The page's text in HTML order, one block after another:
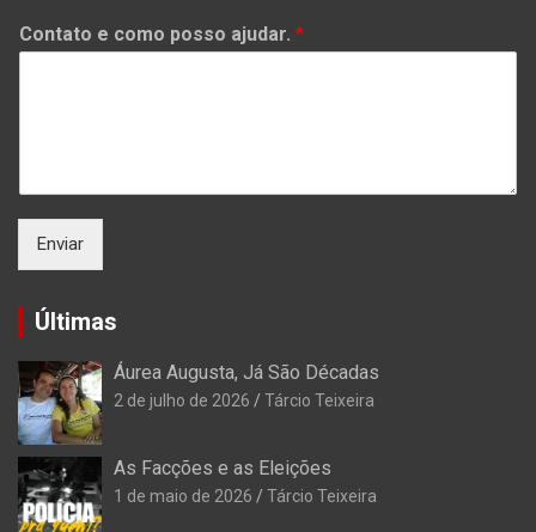
Contato e como posso ajudar. *
Enviar
Últimas
Áurea Augusta, Já São Décadas
2 de julho de 2026 Tárcio Teixeira
As Facções e as Eleições
1 de maio de 2026 Tárcio Teixeira